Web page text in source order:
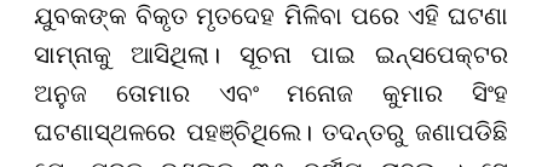
ଯୁବକଙ୍କ ବିକୃତ ମୃତଦେହ ମିଳିବା ପରେ ଏହି ଘଟଣା
ସାମ୍ନାକୁ ଆସିଥିଲା। ସୂଚନା ପାଇ ଇନ୍ସପେକ୍ଟର
ଅନୁଜ ତୋମାର ଏବଂ ମନୋଜ କୁମାର ସିଂହ
ଘଟଣାସ୍ଥଳରେ ପହଞ୍ଚିଥିଲେ। ତଦନ୍ତରୁ ଜଣାପଡିଛି